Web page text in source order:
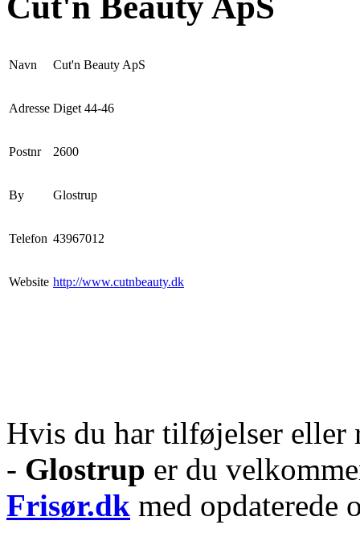
Navn Cut'n Beauty ApS
Adresse Diget 44-46
Postnr 2600
By Glostrup
Telefon 43967012
Website http://www.cutnbeauty.dk
Hvis du har tilføjelser eller
- Glostrup er du
Frisør.dk med opdaterede